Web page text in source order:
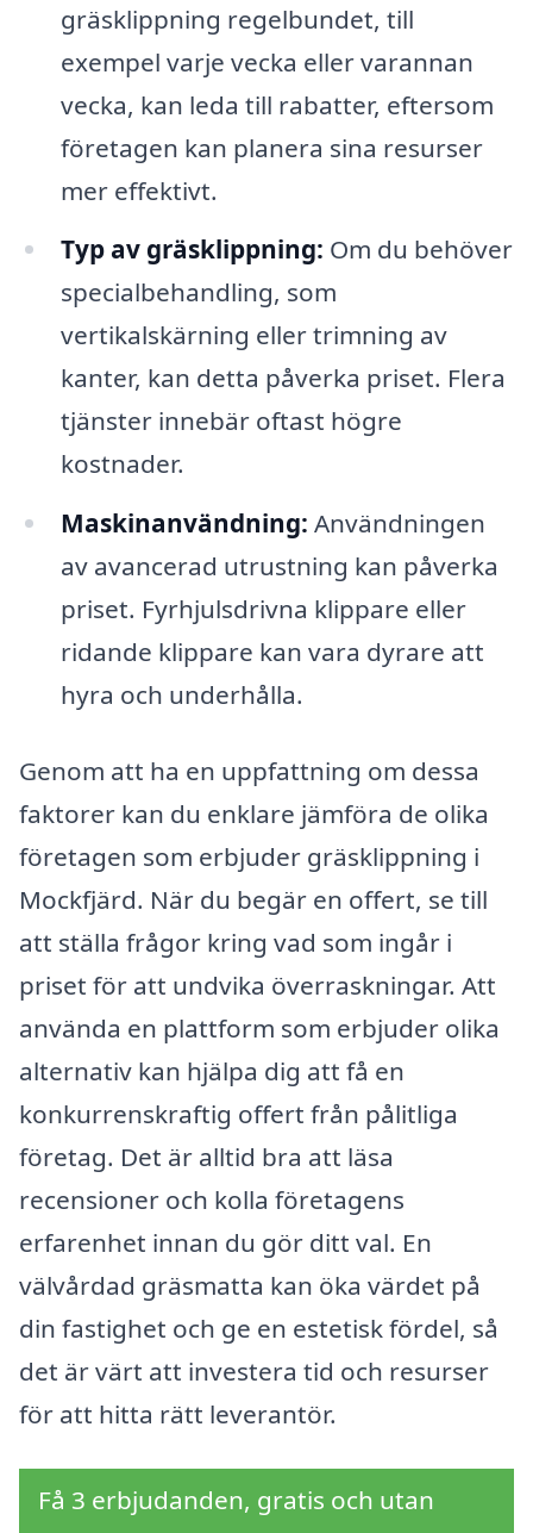
gräsklippning regelbundet, till
exempel varje vecka eller varannan
vecka, kan leda till rabatter, eftersom
företagen kan planera sina resurser
mer effektivt.
Typ av gräsklippning: Om du behöver
specialbehandling, som
vertikalskärning eller trimning av
kanter, kan detta påverka priset. Flera
tjänster innebär oftast högre
kostnader.
Maskinanvändning: Användningen
av avancerad utrustning kan påverka
priset. Fyrhjulsdrivna klippare eller
ridande klippare kan vara dyrare att
hyra och underhålla.
Genom att ha en uppfattning om dessa
faktorer kan du enklare jämföra de olika
företagen som erbjuder gräsklippning i
Mockfjärd. När du begär en offert, se till
att ställa frågor kring vad som ingår i
priset för att undvika överraskningar. Att
använda en plattform som erbjuder olika
alternativ kan hjälpa dig att få en
konkurrenskraftig offert från pålitliga
företag. Det är alltid bra att läsa
recensioner och kolla företagens
erfarenhet innan du gör ditt val. En
välvårdad gräsmatta kan öka värdet på
din fastighet och ge en estetisk fördel, så
det är värt att investera tid och resurser
för att hitta rätt leverantör.
Få 3 erbjudanden, gratis och utan